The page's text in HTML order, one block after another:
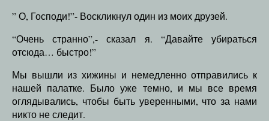
” О, Господи!”- Воскликнул один из моих друзей.
“Очень странно”,- сказал я. “Давайте убираться
отсюда… быстро!”
Мы вышли из хижины и немедленно отправились к
нашей палатке. Было уже темно, и мы все время
оглядывались, чтобы быть уверенными, что за нами
никто не следит.